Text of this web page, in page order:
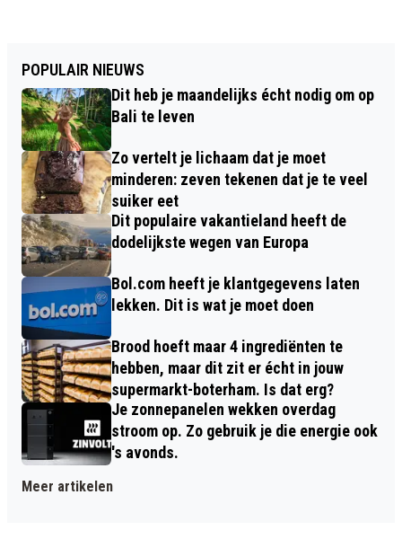
POPULAIR NIEUWS
Dit heb je maandelijks écht nodig om op
Bali te leven
Zo vertelt je lichaam dat je moet
minderen: zeven tekenen dat je te veel
suiker eet
Dit populaire vakantieland heeft de
dodelijkste wegen van Europa
Bol.com heeft je klantgegevens laten
lekken. Dit is wat je moet doen
Brood hoeft maar 4 ingrediënten te
hebben, maar dit zit er écht in jouw
supermarkt-boterham. Is dat erg?
Je zonnepanelen wekken overdag
stroom op. Zo gebruik je die energie ook
's avonds.
Meer artikelen